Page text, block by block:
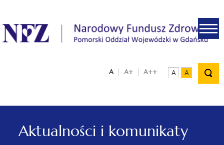
.
A A+ A++ A A
Aktualności i komunikaty